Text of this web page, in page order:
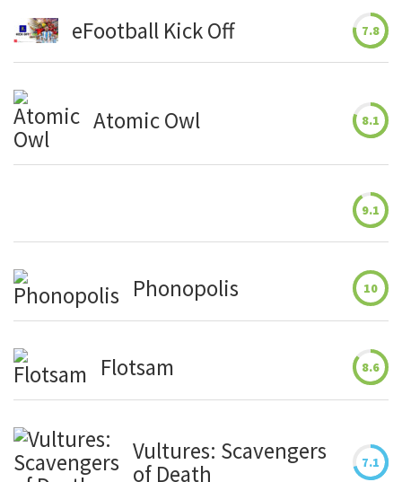
eFootball Kick Off 7.8
Atomic Owl 8.1
9.1
Phonopolis 10
Flotsam 8.6
Vultures: Scavengers
of Death
7.1